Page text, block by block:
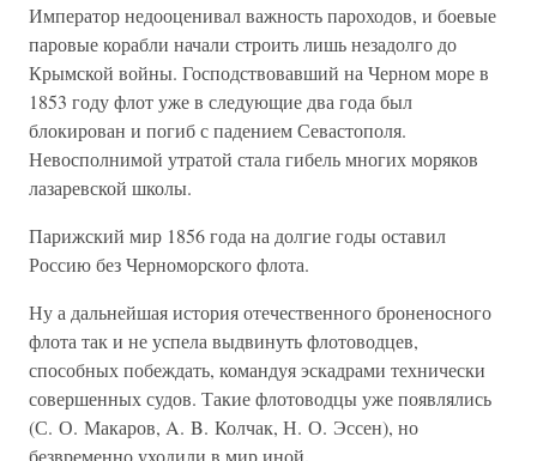
Император недооценивал важность пароходов, и боевые
паровые корабли начали строить лишь незадолго до
Крымской войны. Господствовавший на Черном море в
1853 году флот уже в следующие два года был
блокирован и погиб с падением Севастополя.
Невосполнимой утратой стала гибель многих моряков
лазаревской школы.
Парижский мир 1856 года на долгие годы оставил
Россию без Черноморского флота.
Ну а дальнейшая история отечественного броненосного
флота так и не успела выдвинуть флотоводцев,
способных побеждать, командуя эскадрами технически
совершенных судов. Такие флотоводцы уже появлялись
(С. О. Макаров, A. B. Колчак, Н. О. Эссен), но
безвременно уходили в мир иной.